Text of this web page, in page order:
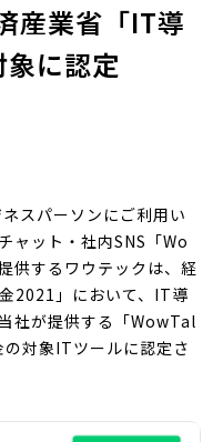
産業省「IT導
に認定
スパーソンにご利用い
ャット・社内SNS「Wo
供するワウテックは、経
2021」において、IT導
社が提供する「WowTal
対象ITツールに認定さ